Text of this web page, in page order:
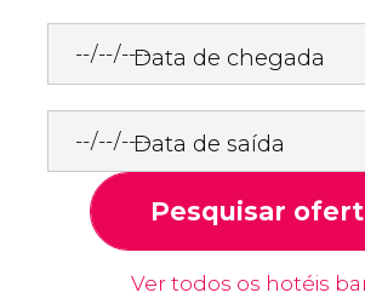
Data de chegada
Data de saída
Pesquisar
Ver todos os hotéis